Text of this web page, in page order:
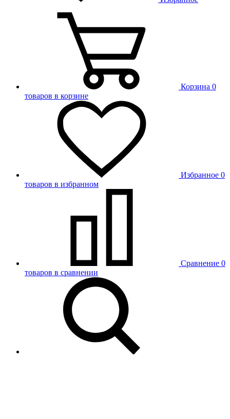
Корзина 0
товаров в корзине
Избранное 0
товаров в избранном
Сравнение 0
товаров в сравнении